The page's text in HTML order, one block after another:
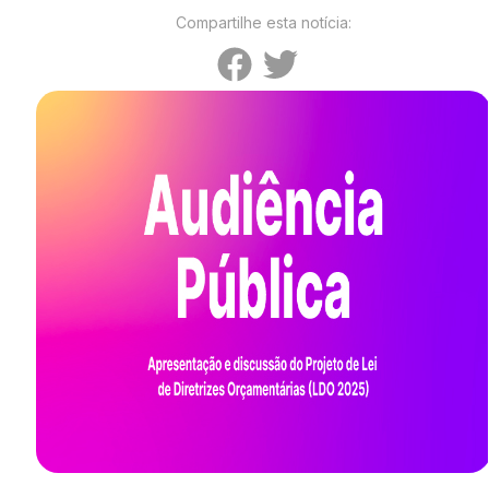
Compartilhe esta notícia: